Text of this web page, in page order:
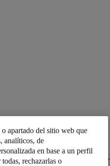
navegación y dispositivos, las
apartado del sitio web que
analíticos, de
en base a un perfil
rechazarlas o